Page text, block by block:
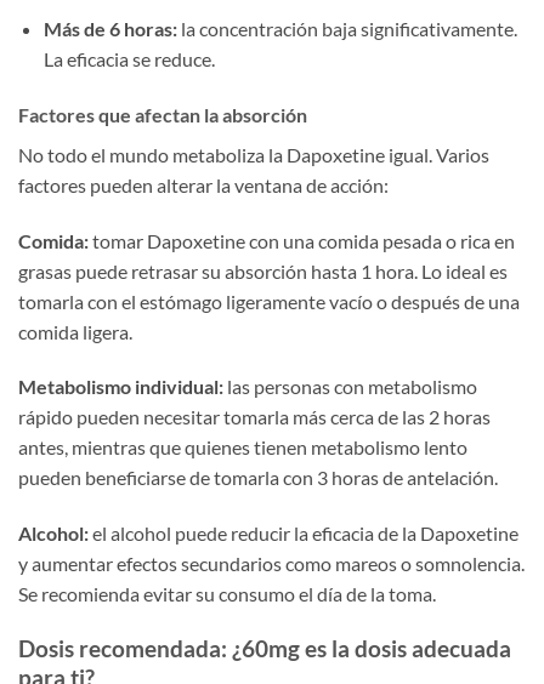
Más de 6 horas:la concentración baja significativamente.
La eficacia se reduce.
Factores que afectan la absorción
No todo el mundo metaboliza la Dapoxetine igual. Varios
factores pueden alterar la ventana de acción:
Comida:tomar Dapoxetine con una comida pesada o rica en
grasas puede retrasar su absorción hasta 1 hora. Lo ideal es
tomarla con el estómago ligeramente vacío o después de una
comida ligera.
Metabolismo individual: las personas con metabolismo
rápido pueden necesitar tomarla más cerca de las 2 horas
antes, mientras que quienes tienen metabolismo lento
pueden beneficiarse de tomarla con 3 horas de antelación.
Alcohol:el alcohol puede reducir la eficacia de la Dapoxetine
y aumentar efectos secundarios como mareos o somnolencia.
Se recomienda evitar su consumo el día de la toma.
Dosis recomendada: ¿60mg es la dosis adecuada
para ti?